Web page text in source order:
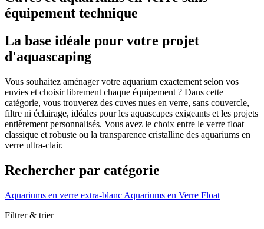
équipement technique
La base idéale pour votre projet
d'aquascaping
Vous souhaitez aménager votre aquarium exactement selon vos
envies et choisir librement chaque équipement ? Dans cette
catégorie, vous trouverez des cuves nues en verre, sans couvercle,
filtre ni éclairage, idéales pour les aquascapes exigeants et les projets
entièrement personnalisés. Vous avez le choix entre le verre float
classique et robuste ou la transparence cristalline des aquariums en
verre ultra-clair.
Rechercher par catégorie
Aquariums en verre extra-blanc Aquariums en Verre Float
Filtrer & trier